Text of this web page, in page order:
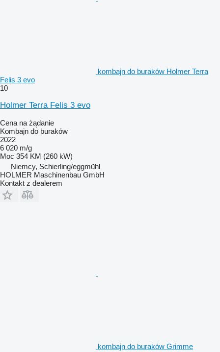
kombajn do buraków Holmer Terra
Felis 3 evo
10
Holmer Terra Felis 3 evo
Cena na żądanie
Kombajn do buraków
2022
6 020 m/g
Moc 354 KM (260 kW)
Niemcy, Schierling/eggmühl
HOLMER Maschinenbau GmbH
Kontakt z dealerem
kombajn do buraków Grimme